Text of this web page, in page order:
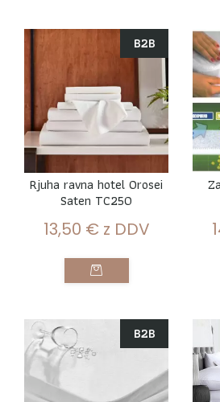
B2B
Rjuha ravna hotel Orosei
Saten TC250
13,50 € z DDV
B2B